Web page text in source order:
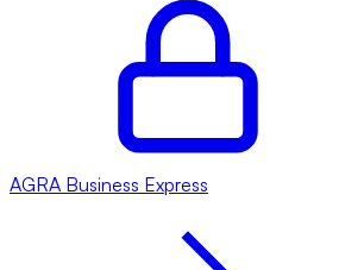
AGRA Business Express